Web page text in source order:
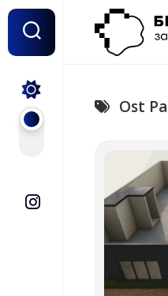
Перейти
вмісту
Ost